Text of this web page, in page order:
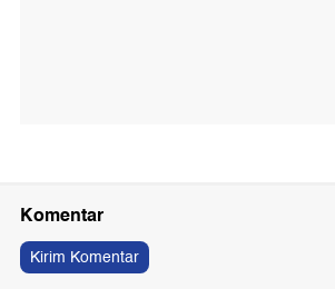
Komentar
Kirim Komentar